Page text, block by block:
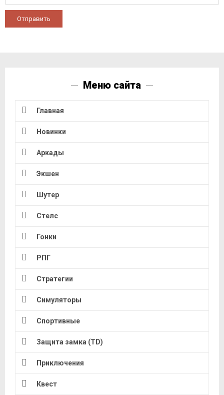
Отправить
Меню сайта
Главная
Новинки
Аркады
Экшен
Шутер
Стелс
Гонки
РПГ
Стратегии
Симуляторы
Спортивные
Защита замка (TD)
Приключения
Квест